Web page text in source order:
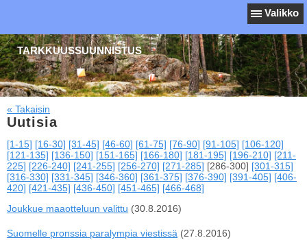
Valikko
TARKKUUSSUUNNISTUS
« Takaisin
Uutisia
[1-15] [16-30] [31-45] [46-60] [61-75] [76-90] [91-105] [106-120]
[121-135] [136-150] [151-165] [166-180] [181-195] [196-210] [211-
225] [226-240] [241-255] [256-270] [271-285] [286-300] [301-315]
[316-330] [331-345] [346-360] [361-375] [376-390] [391-405] [406-
420] [421-435] [436-450] [451-465] [466-468]
Joukkue maaotteluun valittu (30.8.2016)
Suomelle pronssia paralympia viestissä (27.8.2016)